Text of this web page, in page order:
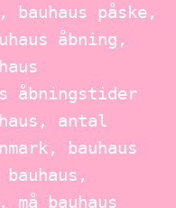
påske,
åbning,
åbningstider
antal
bauhaus
må bauhaus